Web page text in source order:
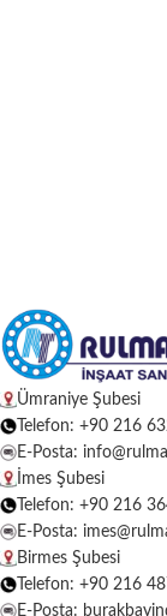
Ümraniye Şubesi
Telefon: +90 216
E-Posta:
İmes Şubesi
Telefon: +90 216
E-Posta:
Birmes Şubesi
Telefon: +90 216
E-Posta: